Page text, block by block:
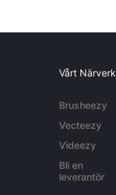
Vårt Närverk
Brusheezy
Vecteezy
Videezy
Bli en
leverantör